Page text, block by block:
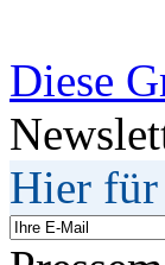
Diese
Hier für